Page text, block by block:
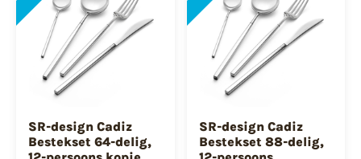
SR-design Cadiz
Bestekset 64-delig,
SR-design Cadiz
Bestekset 88-delig,